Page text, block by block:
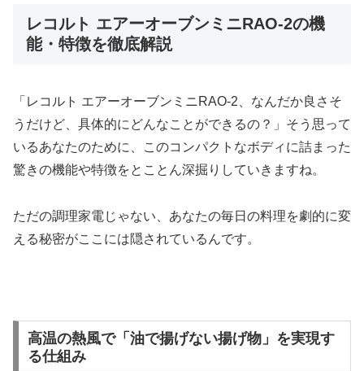
レコルト エアーオーブンミニRAO-2の機
能・特徴を徹底解説
「レコルト エアーオーブンミニRAO-2、なんだか良さそ
うだけど、具体的にどんなことができるの？」そう思って
いるあなたのために、このコンパクトなボディに詰まった
驚きの機能や特徴をとことん深掘りしていきますね。
ただの調理家電じゃない、あなたの毎日の料理を劇的に変
える秘密がここには隠されているんです。
高温の熱風で「油で揚げない揚げ物」を実現す
る仕組み